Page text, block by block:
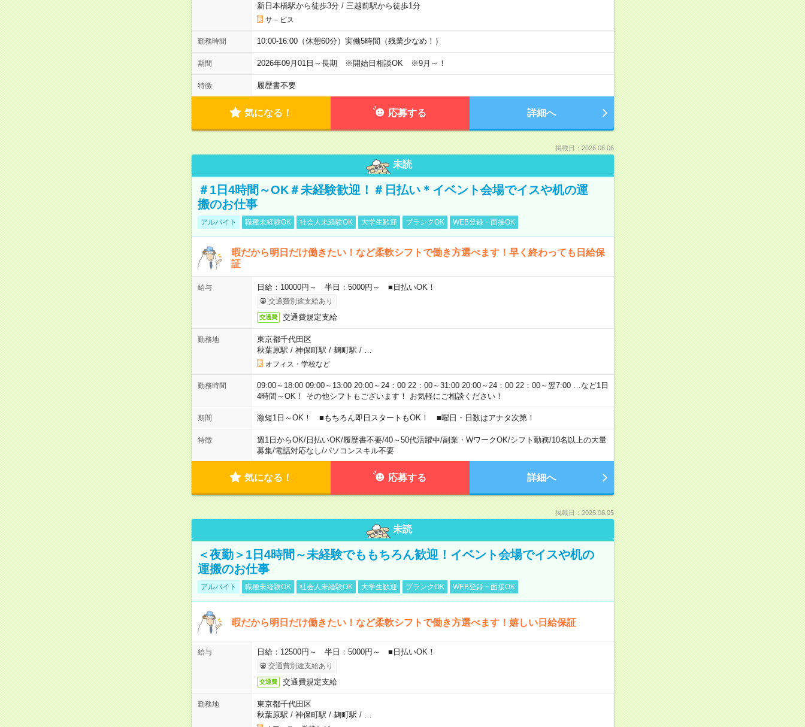
新日本橋駅から徒歩3分/ 三越前駅から徒歩1分
サ－ビス
勤務時間 10:00-16:00（休憩60分）実働5時間（残業少なめ！）
期間 2026年09月01日～長期 ※開始日相談OK ※9月～！
特徴 履歴書不要
気になる！ 応募する 詳細へ
掲載日：2026.08.06
未読
＃1日4時間～OK＃未経験歓迎！＃日払い＊イベント会場でイスや机の運
搬のお仕事
アルバイト 職種未経験OK 社会人未経験OK 大学生歓迎 ブランクOK WEB登録・面接OK
暇だから明日だけ働きたい！など柔軟シフトで働き方選べます！早く終わっても日給保
証
給与 日給：10000円～ 半日：5000円～ ■日払いOK！
交通費別途支給あり
交通費 交通費規定支給
勤務地
東京都千代田区
秋葉原駅 / 神保町駅 / 麹町駅 /
オフィス・学校など
勤務時間
09:00～18:00 09:00～13:00 20:00～24：00 22：00～31:00 20:00～24：00 22：00～翌7:00 …など1日
4時間～OK！ その他シフトもございます！ お気軽にご相談ください！
期間 激短1日～OK！ ■もちろん即日スタートもOK！ ■曜日・日数はアナタ次第！
特徴 週1日からOK/日払いOK/履歴書不要/40～50代活躍中/副業・WワークOK/シフト勤務/10名以上の大量
募集/電話対応なし/パソコンスキル不要
気になる！ 応募する 詳細へ
掲載日：2026.08.05
未読
＜夜勤＞1日4時間～未経験でももちろん歓迎！イベント会場でイスや机の
運搬のお仕事
アルバイト 職種未経験OK 社会人未経験OK 大学生歓迎 ブランクOK WEB登録・面接OK
暇だから明日だけ働きたい！など柔軟シフトで働き方選べます！嬉しい日給保証
給与 日給：12500円～ 半日：5000円～ ■日払いOK！
交通費別途支給あり
交通費 交通費規定支給
勤務地
東京都千代田区
秋葉原駅 / 神保町駅 / 麹町駅 /